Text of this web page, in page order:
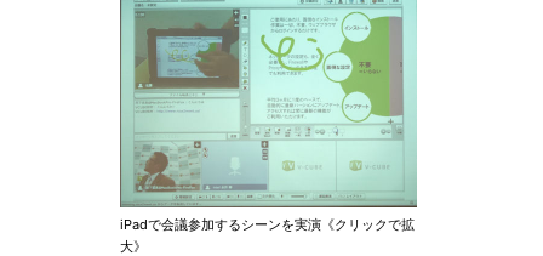
iPadで会議参加するシーンを実演《クリックで拡
大》